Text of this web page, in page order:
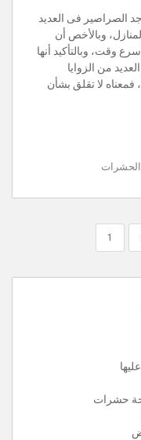
الصراصير فى العديد
وبالأخص أن
وقت، وبالتأكيد أنها
من الزوايا
لا تقلق بشأن
1
حشرات